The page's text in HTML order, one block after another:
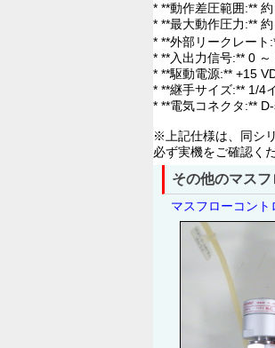
* **動作差圧範囲:**
* **最大動作圧力:**
* **外部リークレート
* **入出力信号:** 0 ～
* **駆動電源:** +15
* **継手サイズ:** 1/4
* **電気コネクタ:**
※上記仕様は、同シ
必ず実機をご確認く
その他のマス
マスフローコン